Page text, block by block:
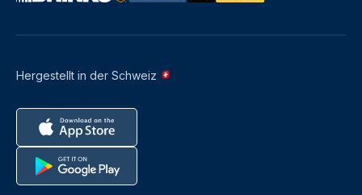
Hergestellt in der Schweiz